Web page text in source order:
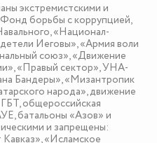
экстремистскими и
борьбы с коррупцией,
«Национал-
Иеговы», «Армия воли
союз», «Движение
«Правый сектор», УНА-
Бандеры», «Мизантропик
народа», движение
общероссийская
батальоны «Азов» и
и запрещены:
«Исламское